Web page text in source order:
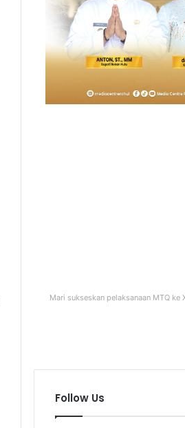
Mari sukseskan pelaksanaan MTQ ke
Follow Us